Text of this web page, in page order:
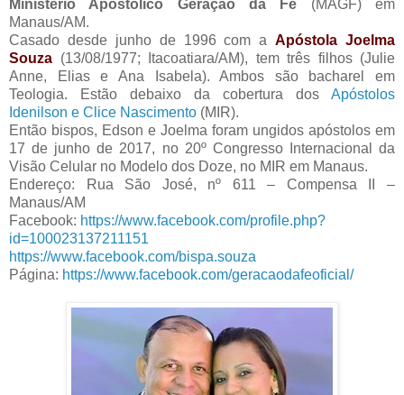
Ministério Apostólico Geração da Fé (MAGF) em
Manaus/AM.
Casado desde junho de 1996 com aApóstola Joelma
Souza (13/08/1977; Itacoatiara/AM), tem três filhos (Julie
Anne, Elias e Ana Isabela). Ambos são bacharel em
Teologia. Estão debaixo da cobertura dos Apóstolos
Idenilson e Clice Nascimento (MIR).
Então bispos, Edson e Joelma foram ungidos apóstolos em
17 de junho de 2017, no 20º Congresso Internacional da
Visão Celular no Modelo dos Doze, no MIR em Manaus.
Endereço: Rua São José, nº 611 – Compensa II –
Manaus/AM
Facebook: https://www.facebook.com/profile.php?
id=100023137211151
https://www.facebook.com/bispa.souza
Página: https://www.facebook.com/geracaodafeoficial/